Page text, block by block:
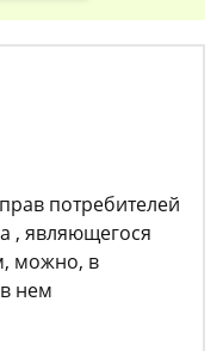
потребителей
, являющегося
можно, в
нем